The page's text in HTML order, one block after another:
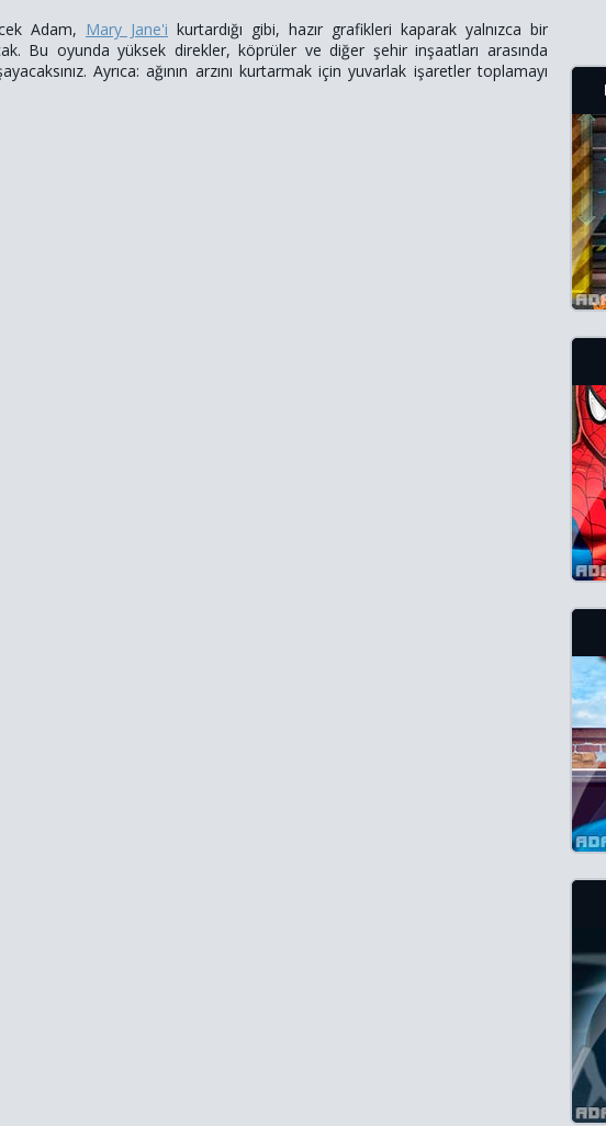
Adam, Mary Jane'i kurtardığı gibi, hazır grafikleri kaparak yalnızca bir
Bu oyunda yüksek direkler, köprüler ve diğer şehir inşaatları arasında
Ayrıca: ağının arzını kurtarmak için yuvarlak işaretler toplamayı